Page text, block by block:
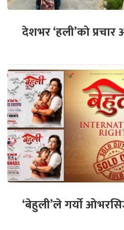
देशभर ‘हली’को
‘बेहुली’ले गर्यो